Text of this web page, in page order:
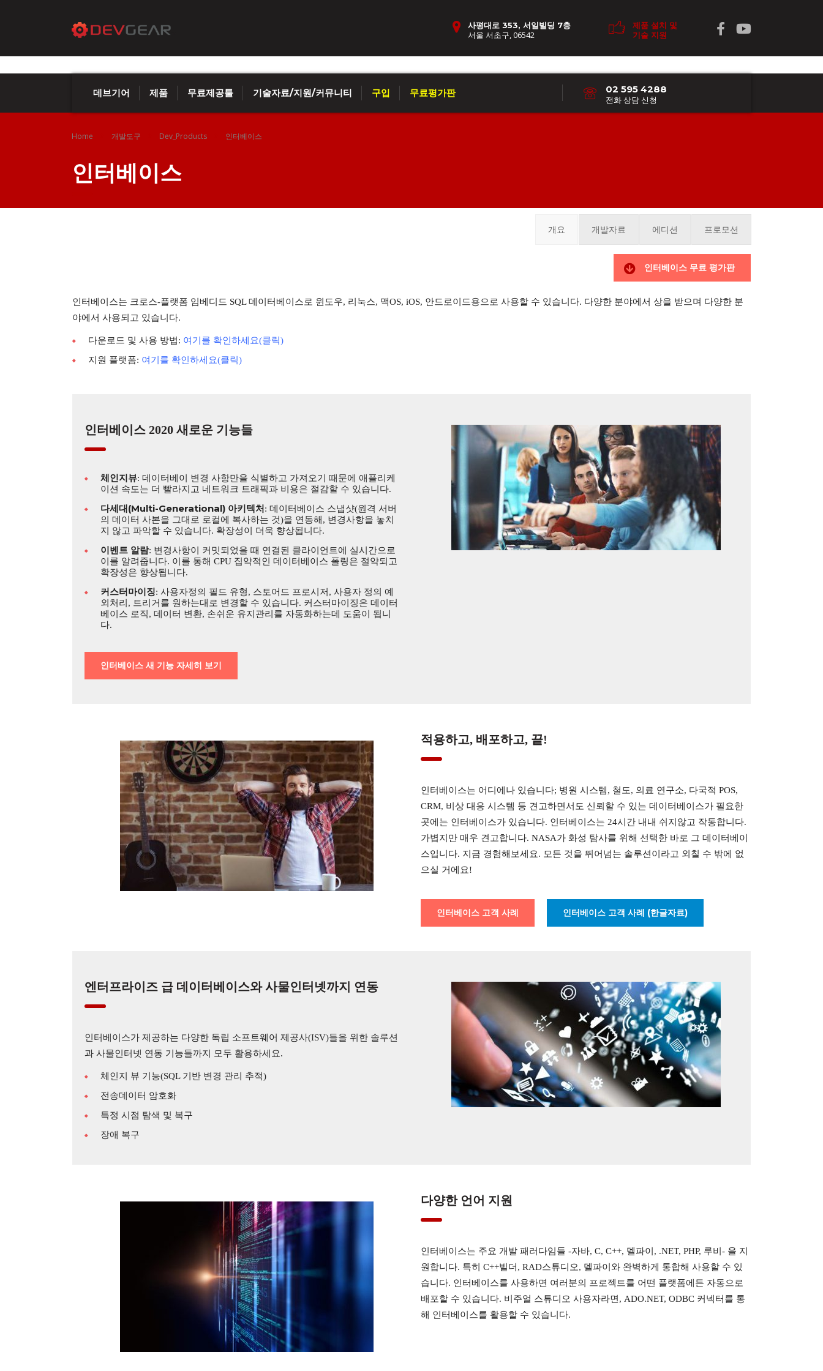
제품 설치 및
기술 지원
사평대로 353, 서일빌딩 7층
서울 서초구, 06542
데브기어 제품 무료제공툴 기술자료/지원/커뮤니티 구입 무료평가판 02 595 4288
전화 상담 신청
Home 개발도구 Dev_Products 인터베이스
인터베이스
개요 개발자료 에디션 프로모션
인터베이스 무료 평가판
인터베이스는 크로스-플랫폼 임베디드 SQL 데이터베이스로 윈도우, 리눅스, 맥OS, iOS, 안드로이드용으로 사용할 수 있습니다. 다양한 분야에서 상을 받으며 다양한 분
야에서 사용되고 있습니다.
다운로드 및 사용 방법: 여기를 확인하세요(클릭)
지원 플랫폼: 여기를 확인하세요(클릭)
인터베이스 2020 새로운 기능들
체인지뷰: 데이터베이 변경 사항만을 식별하고 가져오기 때문에 애플리케
이션 속도는 더 빨라지고 네트워크 트래픽과 비용은 절감할 수 있습니다.
다세대(Multi-Generational) 아키텍처: 데이터베이스 스냅샷(원격 서버
의 데이터 사본을 그대로 로컬에 복사하는 것)을 연동해, 변경사항을 놓치
지 않고 파악할 수 있습니다. 확장성이 더욱 향상됩니다.
이벤트 알람: 변경사항이 커밋되었을 때 연결된 클라이언트에 실시간으로
이를 알려줍니다. 이를 통해 CPU 집약적인 데이터베이스 폴링은 절약되고
확장성은 향상됩니다.
커스터마이징: 사용자정의 필드 유형, 스토어드 프로시저, 사용자 정의 예
외처리, 트리거를 원하는대로 변경할 수 있습니다. 커스터마이징은 데이터
베이스 로직, 데이터 변환, 손쉬운 유지관리를 자동화하는데 도움이 됩니
다.
인터베이스 새 기능 자세히 보기
적용하고, 배포하고, 끝!
인터베이스는 어디에나 있습니다; 병원 시스템, 철도, 의료 연구소, 다국적 POS,
CRM, 비상 대응 시스템 등 견고하면서도 신뢰할 수 있는 데이터베이스가 필요한
곳에는 인터베이스가 있습니다. 인터베이스는 24시간 내내 쉬지않고 작동합니다.
가볍지만 매우 견고합니다. NASA가 화성 탐사를 위해 선택한 바로 그 데이터베이
스입니다. 지금 경험해보세요. 모든 것을 뛰어넘는 솔루션이라고 외칠 수 밖에 없
으실 거에요!
인터베이스 고객 사례 인터베이스 고객 사례 (한글자료)
엔터프라이즈 급 데이터베이스와 사물인터넷까지 연동
인터베이스가 제공하는 다양한 독립 소프트웨어 제공사(ISV)들을 위한 솔루션
과 사물인터넷 연동 기능들까지 모두 활용하세요.
체인지 뷰 기능(SQL 기반 변경 관리 추적)
전송데이터 암호화
특정 시점 탐색 및 복구
장애 복구
다양한 언어 지원
인터베이스는 주요 개발 패러다임들 -자바, C, C++, 델파이, .NET, PHP, 루비- 을 지
원합니다. 특히 C++빌더, RAD스튜디오, 델파이와 완벽하게 통합해 사용할 수 있
습니다. 인터베이스를 사용하면 여러분의 프로젝트를 어떤 플랫폼에든 자동으로
배포할 수 있습니다. 비주얼 스튜디오 사용자라면, ADO.NET, ODBC 커넥터를 통
해 인터베이스를 활용할 수 있습니다.